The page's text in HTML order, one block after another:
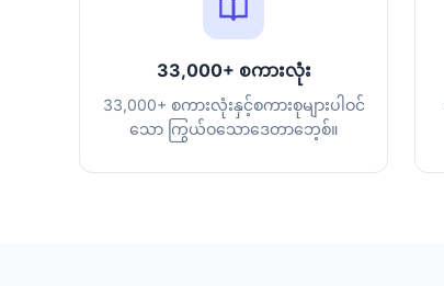
33,000+ စကားလုံး
33,000+ စကားလုံးနှင့်စကားစုများပါဝင်
သော ကြွယ်ဝသောဒေတာဘေ့စ်။